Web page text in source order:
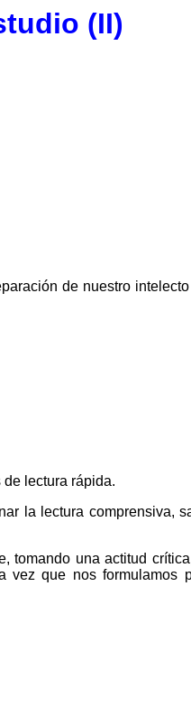
(II)
de nuestro
lectura rápida.
la lectura comprensiva,
una actitud
vez que nos